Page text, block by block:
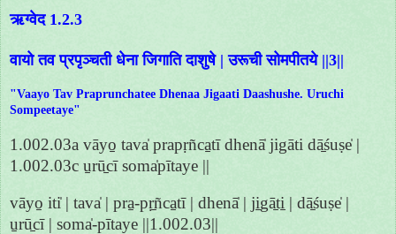
ऋग्वेद 1.2.3
वायो तव प्रपृञ्चती धेना जिगाति दाशुषे | उरूची सोमपीतये ||3||
"Vaayo Tav Praprunchatee Dhenaa Jigaati Daashushe. Uruchi
Sompeetaye"
1.002.03a vāyo̱ tava̍ prapṛñca̱tī dhenā̍ jigāti dā̱śuṣe̍ |
1.002.03c u̱rū̱cī soma̍pītaye ||
vāyo̱ iti̍ | tava̍ | pra̱-pṛ̱ñca̱tī | dhenā̍ | ji̱gā̱ti̱ | dā̱śuṣe̍ |
u̱rū̱cī | soma̍-pītaye ||1.002.03||